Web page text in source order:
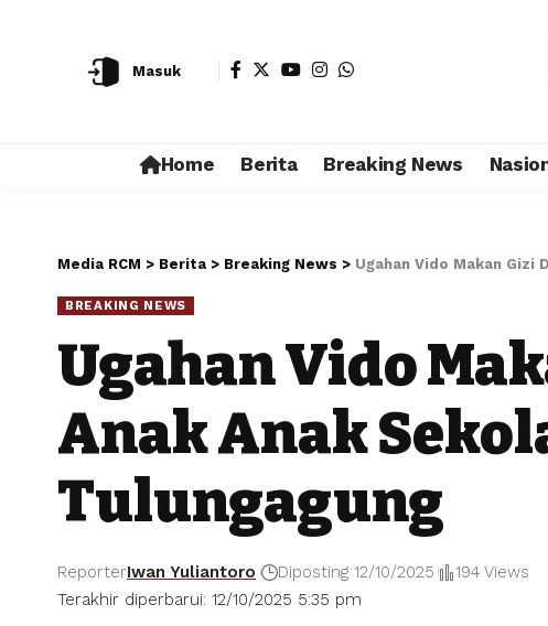
Masuk
Home Berita Breaking News
Media RCM > Berita > Breaking News > Ugahan Vido Makan Gizi
BREAKING NEWS
Ugahan Vido
Anak Anak
Tulungagung
Terakhir diperbarui: 12/10/2025 5:35 pm
ReporterIwan Yuliantoro Diposting 12/10/2025 194 Views